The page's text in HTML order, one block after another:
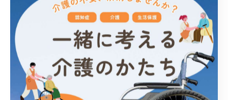
ーでは、今後の見通しや利用できる制度について具体的
な提案を受けられるため、迷った際には積極的に活用し
ましょう。
初回の介護相談で伝えるべき大切なこと
初回の介護相談では、現状の課題や不安をできるだけ具